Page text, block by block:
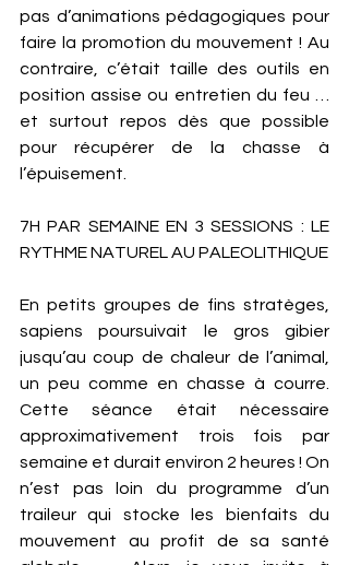
pas d’animations pédagogiques pour
faire la promotion du mouvement ! Au
contraire, c’était taille des outils en
position assise ou entretien du feu …
et surtout repos dès que possible
pour récupérer de la chasse à
l’épuisement.
7H PAR SEMAINE EN 3 SESSIONS : LE
En petits groupes de fins stratèges,
sapiens poursuivait le gros gibier
jusqu’au coup de chaleur de l’animal,
un peu comme en chasse à courre.
Cette séance était nécessaire
approximativement trois fois par
semaine et durait environ 2 heures ! On
n’est pas loin du programme d’un
traileur qui stocke les bienfaits du
mouvement au profit de sa santé